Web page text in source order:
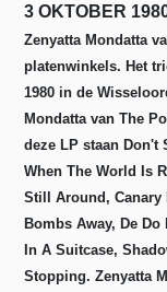
3 OKTOBER
Zenyatta Mondatta
platenwinkels. Het
1980 in de
Mondatta van The
deze LP staan Don't
When The World Is
Still Around, Canary
Bombs Away, De Do
In A Suitcase,
Stopping.Zenyatta